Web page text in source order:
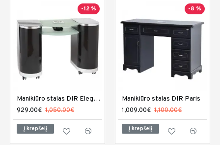
-12 %
Manikiūro stalas DIR Eleganza
929.00€ 1,050.00€
Į krepšelį
-8 %
Manikiūro stalas DIR Paris
1,009.00€ 1,100.00€
Į krepšelį